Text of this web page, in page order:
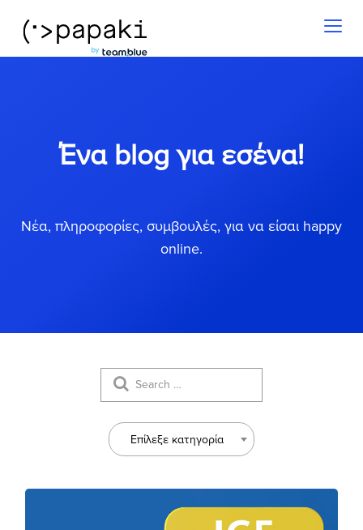
Ένα blog για εσένα!
Νέα, πληροφορίες, συμβουλές, για να είσαι happy
online.
Επίλεξε κατηγορία